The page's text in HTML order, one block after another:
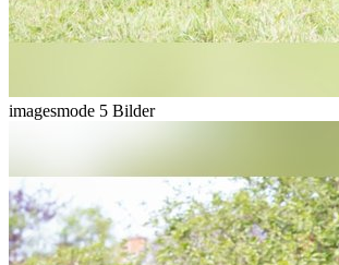
imagesmode 5 Bilder